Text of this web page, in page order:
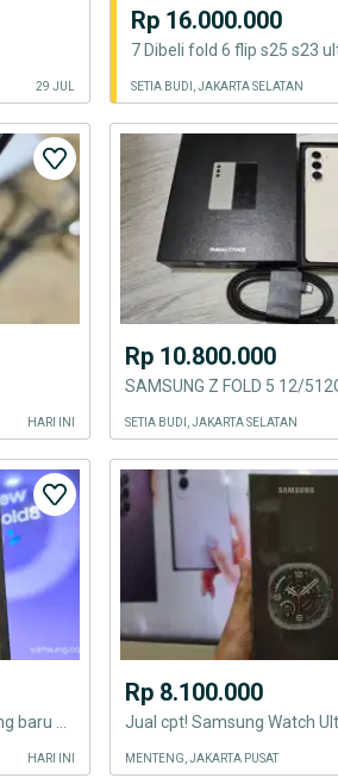
29 JUL
Rp 16.000.000
SETIA BUDI, JAKARTA SELATAN
HARI INI
Rp 10.800.000
SETIA BUDI, JAKARTA SELATAN
HARI INI
Rp 8.100.000
MENTENG, JAKARTA PUSAT